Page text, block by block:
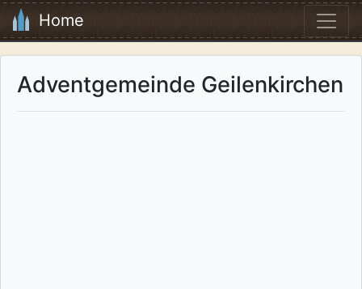
Home
Adventgemeinde Geilenkirchen